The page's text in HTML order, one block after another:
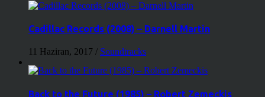
Cadillac Records (2008) – Darnell Martin
11 Haziran, 2017 / Soundtracks
Back to the Future (1985) – Robert Zemeckis